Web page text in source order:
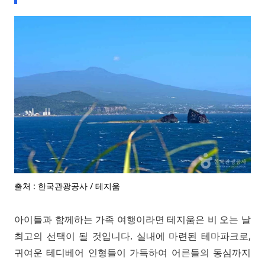
출처 : 한국관광공사 / 테지움
아이들과 함께하는 가족 여행이라면 테지움은 비 오는 날
최고의 선택이 될 것입니다. 실내에 마련된 테마파크로,
귀여운 테디베어 인형들이 가득하여 어른들의 동심까지